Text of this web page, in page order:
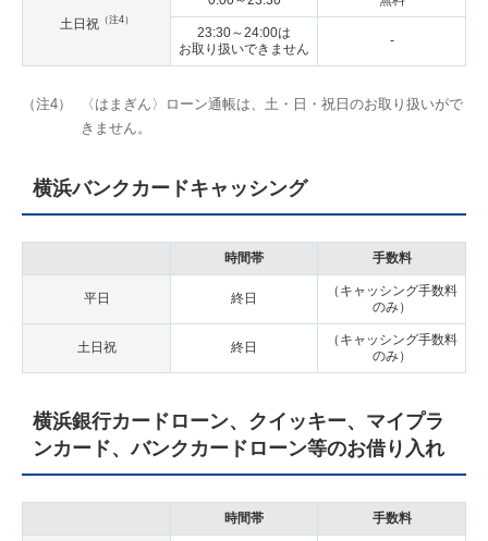
土日祝 （注4）
23:30～24:00は
お取り扱いできません
-
（注4）
〈はまぎん〉ローン通帳は、土・日・祝日のお取り扱いがで
きません。
横浜バンクカードキャッシング
時間帯 手数料
平日 終日
（キャッシング手数料
のみ）
土日祝 終日
（キャッシング手数料
のみ）
横浜銀行カードローン、クイッキー、マイプラ
ンカード、バンクカードローン等のお借り入れ
時間帯 手数料